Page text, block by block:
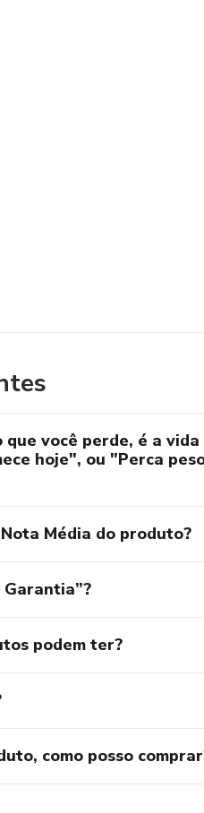
que você perde, é a
hoje", ou "Perca
Média do produto?
Garantia”?
podem ter?
como posso